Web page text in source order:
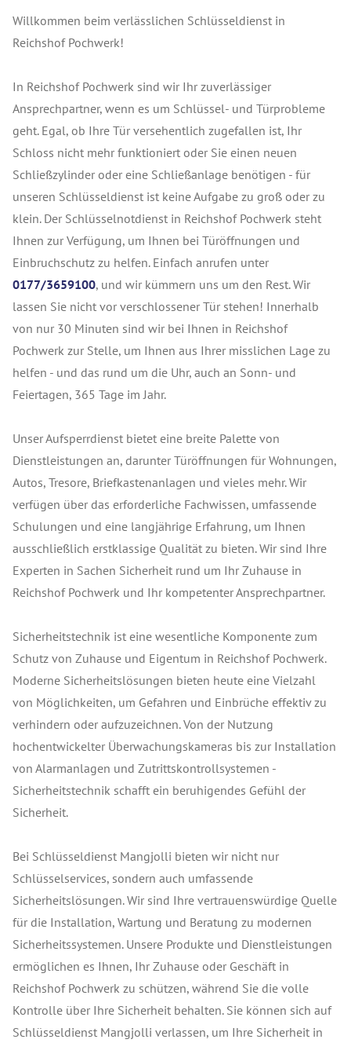
Willkommen beim verlässlichen Schlüsseldienst in
Reichshof Pochwerk!
In Reichshof Pochwerk sind wir Ihr zuverlässiger
Ansprechpartner, wenn es um Schlüssel- und Türprobleme
geht. Egal, ob Ihre Tür versehentlich zugefallen ist, Ihr
Schloss nicht mehr funktioniert oder Sie einen neuen
Schließzylinder oder eine Schließanlage benötigen - für
unseren Schlüsseldienst ist keine Aufgabe zu groß oder zu
klein. Der Schlüsselnotdienst in Reichshof Pochwerk steht
Ihnen zur Verfügung, um Ihnen bei Türöffnungen und
Einbruchschutz zu helfen. Einfach anrufen unter
0177/3659100, und wir kümmern uns um den Rest. Wir
lassen Sie nicht vor verschlossener Tür stehen! Innerhalb
von nur 30 Minuten sind wir bei Ihnen in Reichshof
Pochwerk zur Stelle, um Ihnen aus Ihrer misslichen Lage zu
helfen - und das rund um die Uhr, auch an Sonn- und
Feiertagen, 365 Tage im Jahr.
Unser Aufsperrdienst bietet eine breite Palette von
Dienstleistungen an, darunter Türöffnungen für Wohnungen,
Autos, Tresore, Briefkastenanlagen und vieles mehr. Wir
verfügen über das erforderliche Fachwissen, umfassende
Schulungen und eine langjährige Erfahrung, um Ihnen
ausschließlich erstklassige Qualität zu bieten. Wir sind Ihre
Experten in Sachen Sicherheit rund um Ihr Zuhause in
Reichshof Pochwerk und Ihr kompetenter Ansprechpartner.
Sicherheitstechnik ist eine wesentliche Komponente zum
Schutz von Zuhause und Eigentum in Reichshof Pochwerk.
Moderne Sicherheitslösungen bieten heute eine Vielzahl
von Möglichkeiten, um Gefahren und Einbrüche effektiv zu
verhindern oder aufzuzeichnen. Von der Nutzung
hochentwickelter Überwachungskameras bis zur Installation
von Alarmanlagen und Zutrittskontrollsystemen -
Sicherheitstechnik schafft ein beruhigendes Gefühl der
Sicherheit.
Bei Schlüsseldienst Mangjolli bieten wir nicht nur
Schlüsselservices, sondern auch umfassende
Sicherheitslösungen. Wir sind Ihre vertrauenswürdige Quelle
für die Installation, Wartung und Beratung zu modernen
Sicherheitssystemen. Unsere Produkte und Dienstleistungen
ermöglichen es Ihnen, Ihr Zuhause oder Geschäft in
Reichshof Pochwerk zu schützen, während Sie die volle
Kontrolle über Ihre Sicherheit behalten. Sie können sich auf
Schlüsseldienst Mangjolli verlassen, um Ihre Sicherheit in